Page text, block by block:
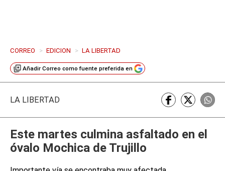
CORREO > EDICION > LA LIBERTAD
Añadir Correo como fuente preferida en
LA LIBERTAD
Este martes culmina asfaltado en el
óvalo Mochica de Trujillo